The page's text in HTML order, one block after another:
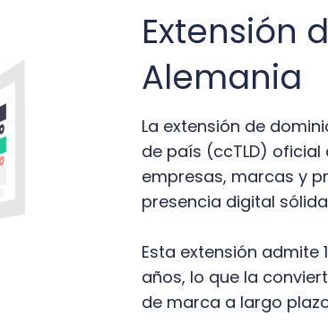
Extensión
Alemania
La extensión de
de país (ccTLD)
empresas, marcas y
presencia digital
Esta extensión admite
años, lo que la
de marca a largo